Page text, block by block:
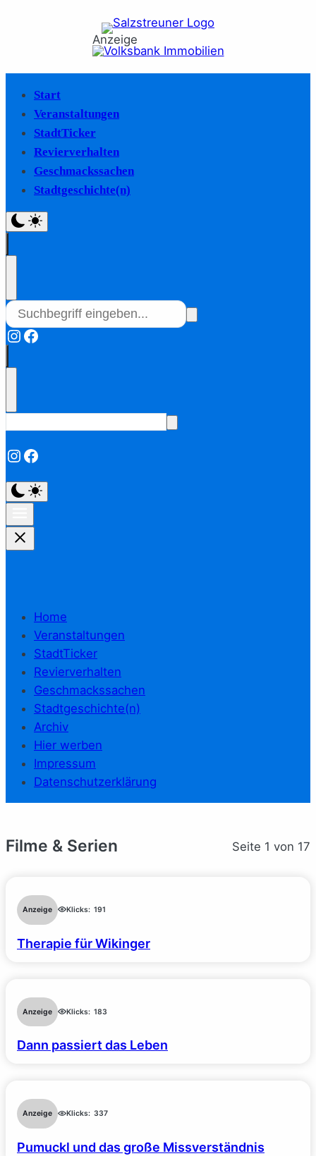
Anzeige
Start
Veranstaltungen
StadtTicker
Revierverhalten
Geschmackssachen
Stadtgeschichte(n)
Instagram
Facebook
Instagram
Facebook
Home
Veranstaltungen
StadtTicker
Revierverhalten
Geschmackssachen
Stadtgeschichte(n)
Archiv
Hier werben
Impressum
Datenschutzerklärung
Filme & Serien Seite 1 von 17
Anzeige Klicks: 191
Therapie für Wikinger
Anzeige Klicks: 183
Dann passiert das Leben
Anzeige Klicks: 337
Pumuckl und das große Missverständnis